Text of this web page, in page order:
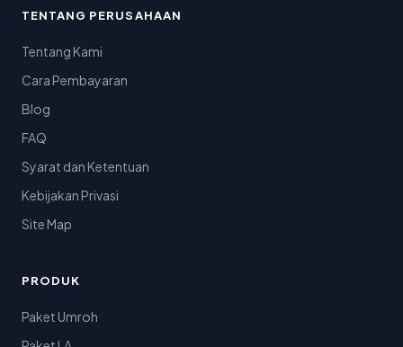
TENTANG PERUSAHAAN
Tentang Kami
Cara Pembayaran
Blog
FAQ
Syarat dan Ketentuan
Kebijakan Privasi
Site Map
PRODUK
Paket Umroh